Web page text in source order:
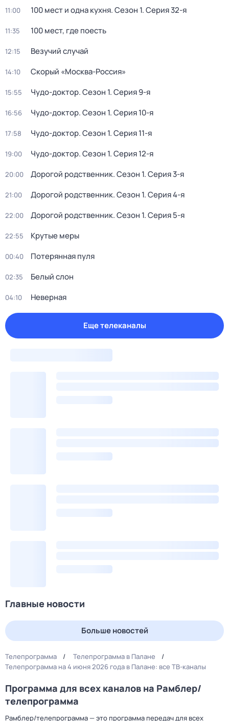
11:00 100 мест и одна кухня. Сезон 1. Серия 32-я
11:35 100 мест, где поесть
12:15 Везучий случай
14:10 Скорый «Москва-Россия»
15:55 Чудо-доктор. Сезон 1. Серия 9-я
16:56 Чудо-доктор. Сезон 1. Серия 10-я
17:58 Чудо-доктор. Сезон 1. Серия 11-я
19:00 Чудо-доктор. Сезон 1. Серия 12-я
20:00 Дорогой родственник. Сезон 1. Серия 3-я
21:00 Дорогой родственник. Сезон 1. Серия 4-я
22:00 Дорогой родственник. Сезон 1. Серия 5-я
22:55 Крутые меры
00:40 Потерянная пуля
02:35 Белый слон
04:10 Неверная
Еще телеканалы
Главные новости
Больше новостей
Телепрограмма
Телепрограмма в Палане
Телепрограмма на 4 июня 2026 года в Палане: все ТВ-каналы
Программа для всех каналов на Рамблер/
телепрограмма
Рамблер/телепрограмма — это программа передач для всех